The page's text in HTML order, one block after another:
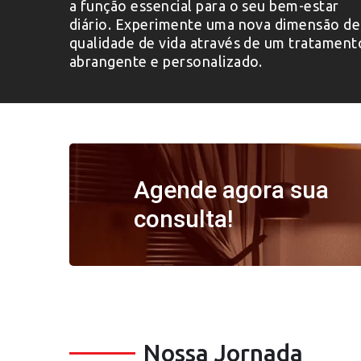
a função essencial para o seu bem-estar
diário. Experimente uma nova dimensão de
qualidade de vida através de um
abrangente e personalizado.
Agende agora sua
consulta!
Nossa Jornada